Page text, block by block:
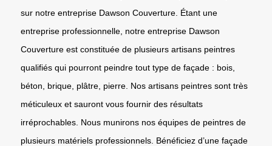
sur notre entreprise Dawson Couverture. Étant une
entreprise professionnelle, notre entreprise Dawson
Couverture est constituée de plusieurs artisans peintres
qualifiés qui pourront peindre tout type de façade : bois,
béton, brique, plâtre, pierre. Nos artisans peintres sont très
méticuleux et sauront vous fournir des résultats
irréprochables. Nous munirons nos équipes de peintres de
plusieurs matériels professionnels. Bénéficiez d’une façade